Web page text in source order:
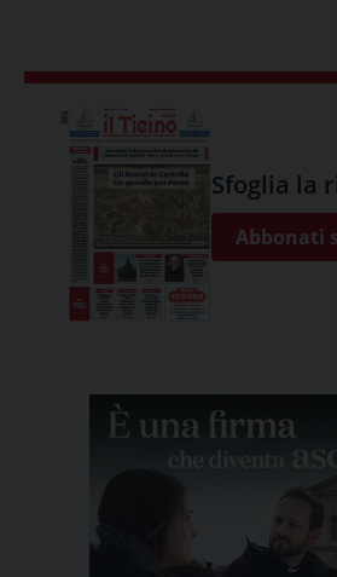
Sfoglia la
Abbonati